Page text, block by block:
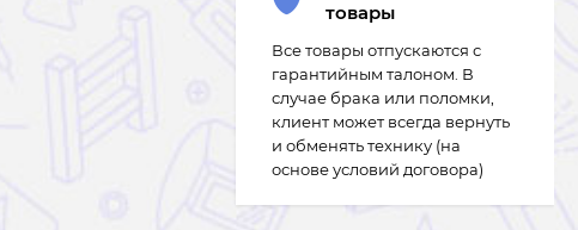
товары
Все товары отпускаются с
гарантийным талоном. В
случае брака или поломки,
клиент может всегда вернуть
и обменять технику (на
основе условий договора)